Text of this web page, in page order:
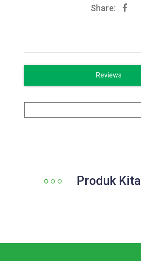
Share:
Reviews
Produk Kita